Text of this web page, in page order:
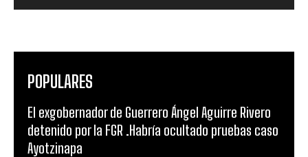
POPULARES
El exgobernador de Guerrero Ángel Aguirre Rivero
detenido por la FGR .Habría ocultado pruebas caso
Ayotzinapa